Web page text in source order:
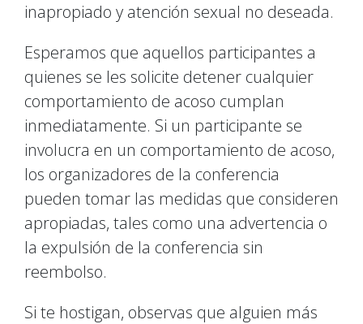
inapropiado y atención sexual no deseada.
Esperamos que aquellos participantes a
quienes se les solicite detener cualquier
comportamiento de acoso cumplan
inmediatamente. Si un participante se
involucra en un comportamiento de acoso,
los organizadores de la conferencia
pueden tomar las medidas que consideren
apropiadas, tales como una advertencia o
la expulsión de la conferencia sin
reembolso.
Si te hostigan, observas que alguien más